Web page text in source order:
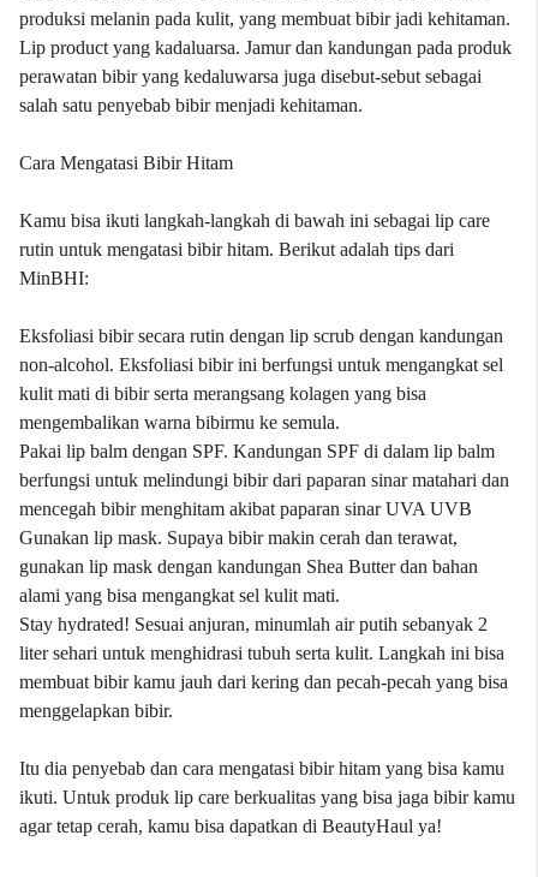
produksi melanin pada kulit, yang membuat bibir jadi kehitaman.
Lip product yang kadaluarsa. Jamur dan kandungan pada produk
perawatan bibir yang kedaluwarsa juga disebut-sebut sebagai
salah satu penyebab bibir menjadi kehitaman.
Cara Mengatasi Bibir Hitam
Kamu bisa ikuti langkah-langkah di bawah ini sebagai lip care
rutin untuk mengatasi bibir hitam. Berikut adalah tips dari
MinBHI:
Eksfoliasi bibir secara rutin dengan lip scrub dengan kandungan
non-alcohol. Eksfoliasi bibir ini berfungsi untuk mengangkat sel
kulit mati di bibir serta merangsang kolagen yang bisa
mengembalikan warna bibirmu ke semula.
Pakai lip balm dengan SPF. Kandungan SPF di dalam lip balm
berfungsi untuk melindungi bibir dari paparan sinar matahari dan
mencegah bibir menghitam akibat paparan sinar UVA UVB
Gunakan lip mask. Supaya bibir makin cerah dan terawat,
gunakan lip mask dengan kandungan Shea Butter dan bahan
alami yang bisa mengangkat sel kulit mati.
Stay hydrated! Sesuai anjuran, minumlah air putih sebanyak 2
liter sehari untuk menghidrasi tubuh serta kulit. Langkah ini bisa
membuat bibir kamu jauh dari kering dan pecah-pecah yang bisa
menggelapkan bibir.
Itu dia penyebab dan cara mengatasi bibir hitam yang bisa kamu
ikuti. Untuk produk lip care berkualitas yang bisa jaga bibir kamu
agar tetap cerah, kamu bisa dapatkan di BeautyHaul ya!